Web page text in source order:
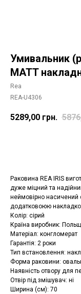
Умивальник
MATT
Rea
REA-U4306
5289,00 грн.
Раковина REA IRIS
дуже міцний та
неймовірно насичений
додатковоюю
Колір: сірий
Країна виробник:
Матеріал: конгломерат
Гарантія: 2 роки
Тип встановлення:
Форма раковини:
Наявність отвору для
Отвір під змішувач: ні
Ширина (см): 70